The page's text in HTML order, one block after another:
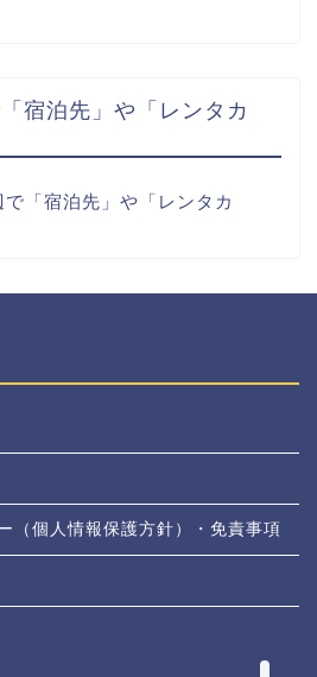
宿泊先」や「レンタカ
「宿泊先」や「レンタカ
（個人情報保護方針）・免責事項
奈良